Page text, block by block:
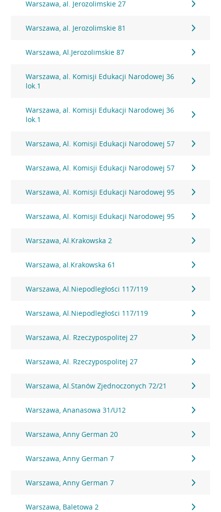
Warszawa, al. Jerozolimskie 27
Warszawa, al. Jerozolimskie 81
Warszawa, Al.Jerozolimskie 87
Warszawa, al. Komisji Edukacji Narodowej 36
lok.1
Warszawa, al. Komisji Edukacji Narodowej 36
lok.1
Warszawa, Al. Komisji Edukacji Narodowej 57
Warszawa, Al. Komisji Edukacji Narodowej 57
Warszawa, Al. Komisji Edukacji Narodowej 95
Warszawa, Al. Komisji Edukacji Narodowej 95
Warszawa, Al.Krakowska 2
Warszawa, al.Krakowska 61
Warszawa, Al.Niepodległości 117/119
Warszawa, Al.Niepodległości 117/119
Warszawa, Al. Rzeczypospolitej 27
Warszawa, Al. Rzeczypospolitej 27
Warszawa, Al.Stanów Zjednoczonych 72/21
Warszawa, Ananasowa 31/U12
Warszawa, Anny German 20
Warszawa, Anny German 7
Warszawa, Anny German 7
Warszawa, Baletowa 2